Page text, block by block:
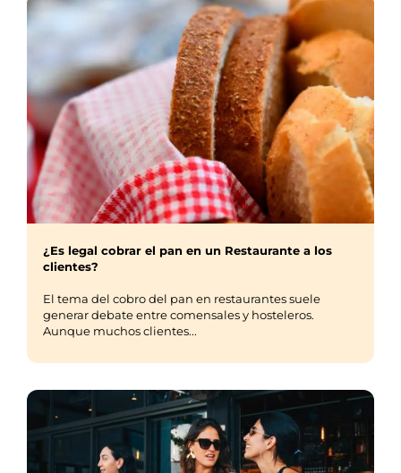
¿Es legal cobrar el pan en un Restaurante a los
clientes?
El tema del cobro del pan en restaurantes suele
generar debate entre comensales y hosteleros.
Aunque muchos clientes...